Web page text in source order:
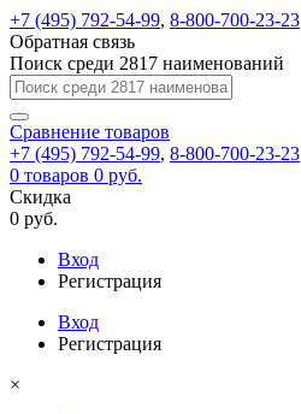
+7 (495) 792-54-99, 8-800-700-23-23
Обратная связь
Поиск среди 2817 наименований
Сравнение товаров
+7 (495) 792-54-99, 8-800-700-23-23
0 товаров 0 руб.
Скидка
0 руб.
Вход
Регистрация
Вход
Регистрация
×